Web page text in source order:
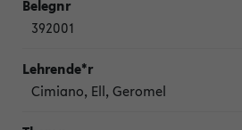
392001
Cimiano, Ell, Geromel